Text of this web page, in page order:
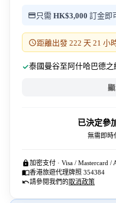
只需 HK$3,000 訂金即
距離出發 222 天 21 小
泰國曼谷至阿什哈巴德
已決定參
無需即時
加密支付 · Visa / Mastercard /
香港旅遊代理牌照 354384
請參閱我們的取消政策